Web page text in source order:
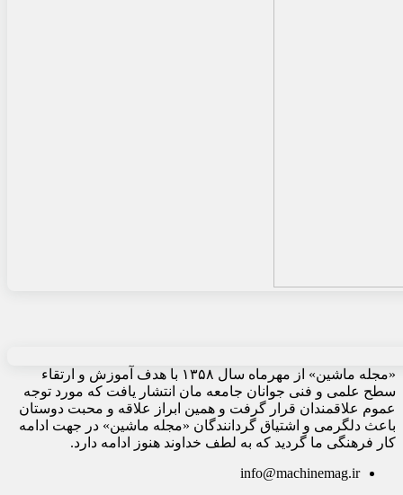
«مجله ماشین» از مهرماه سال ۱۳۵۸ با هدف آموزش و ارتقاء
سطح علمی و فنی جوانان جامعه مان انتشار یافت که مورد توجه
عموم علاقمندان قرار گرفت و همین ابراز علاقه و محبت دوستان
باعث دلگرمی و اشتیاق گردانندگان «مجله ماشین» در جهت ادامه
کار فرهنگی ما گردید که به لطف خداوند هنوز ادامه دارد.
info@machinemag.ir